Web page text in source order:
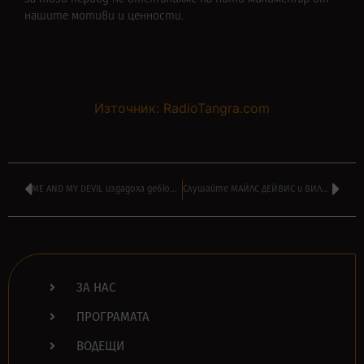
нашите мотиви и ценности.
Източник: RadioTangra.com
ME AND MY DEVIL издадоха дебютния си албум – имат и ново видео Слушайте МАЙЛС ДЕЙВИС и ВИЛИ СТОЯНОВ в ‘BRAZZ JAMBOREE’ в подкаст
ЗА НАС
ПРОГРАМАТА
ВОДЕЩИ